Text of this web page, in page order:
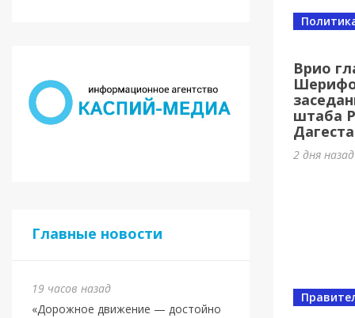
Главные новости
19 часов назад
«Дорожное движение — достойно
Власть
МБУ
3 дня
Врио
штаба
2 дня